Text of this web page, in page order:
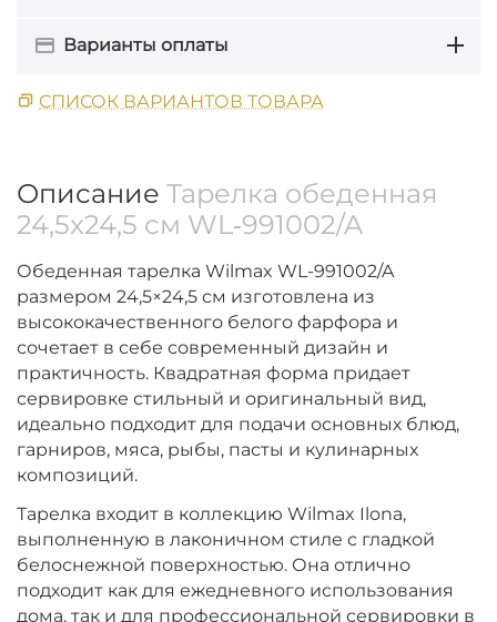
Варианты оплаты
СПИСОК ВАРИАНТОВ ТОВАРА
Описание Тарелка обеденная
24,5x24,5 см WL‑991002/A
Обеденная тарелка Wilmax WL-991002/A
размером 24,5×24,5 см изготовлена из
высококачественного белого фарфора и
сочетает в себе современный дизайн и
практичность. Квадратная форма придает
сервировке стильный и оригинальный вид,
идеально подходит для подачи основных блюд,
гарниров, мяса, рыбы, пасты и кулинарных
композиций.
Тарелка входит в коллекцию Wilmax Ilona,
выполненную в лаконичном стиле с гладкой
белоснежной поверхностью. Она отлично
подходит как для ежедневного использования
дома, так и для профессиональной сервировки в